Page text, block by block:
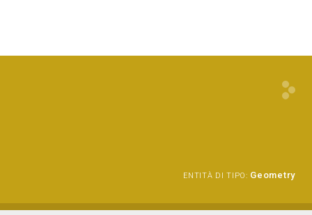
ENTITÀ DI TIPO: Geometry